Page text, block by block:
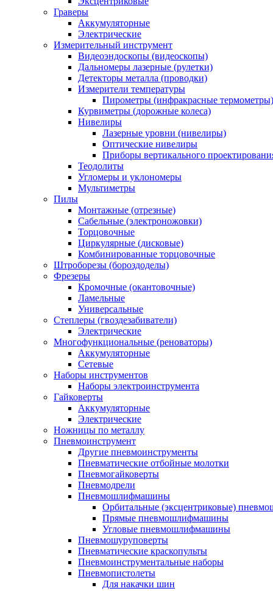
Граверы
Аккумуляторные
Электрические
Измерительный инструмент
Видеоэндоскопы (видеоскопы)
Дальномеры лазерные (рулетки)
Детекторы металла (проводки)
Измерители температуры
Пирометры (инфракрасные термометры)
Курвиметры (дорожные колеса)
Нивелиры
Лазерные уровни (нивелиры)
Оптические нивелиры
Приборы вертикального
Теодолиты
Угломеры и уклономеры
Мультиметры
Пилы
Монтажные (отрезные)
Сабельные (электроножовки)
Торцовочные
Циркулярные (дисковые)
Комбинированные торцовочные
Штроборезы (бороздоделы)
Фрезеры
Кромочные (окантовочные)
Ламельные
Универсальные
Степлеры (гвоздезабиватели)
Электрические
Многофункциональные (реноваторы)
Аккумуляторные
Сетевые
Наборы инструментов
Наборы электроинструмента
Гайковерты
Аккумуляторные
Электрические
Ножницы по металлу
Пневмоинструмент
Другие пневмоинструменты
Пневматические отбойные молотки
Пневмогайковерты
Пневмодрели
Пневмошлифмашины
Орбитальные (эксцентриковые)
Прямые пневмошлифмашины
Угловые пневмошлифмашины
Пневмошуруповерты
Пневматические краскопульты
Пневмоинструментальные наборы
Пневмопистолеты
Для накачки шин